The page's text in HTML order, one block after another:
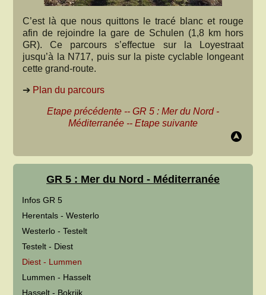
GR 5 : Mer du Nord - Méditerranée
Infos GR 5
Herentals - Westerlo
Westerlo - Testelt
Testelt - Diest
Diest - Lummen
Lummen - Hasselt
Hasselt - Bokrijk
C’est là que nous quittons le tracé blanc et rouge
afin de rejoindre la gare de Schulen (1,8 km hors
GR). Ce parcours s’effectue sur la Loyestraat
jusqu’à la N717, puis sur la piste cyclable longeant
cette grand-route.
➔ Plan du parcours
Etape précédente -- GR 5 : Mer du Nord -
Méditerranée -- Etape suivante